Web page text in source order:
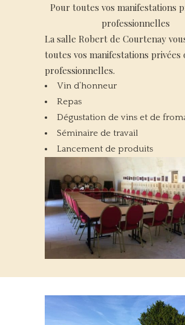
Pour toutes vos manifestations
professionnelles
La salle Robert de Courtenay
toutes vos manifestations privées
professionnelles.
Vin d’honneur
Repas
Dégustation de vins et de
Séminaire de travail
Lancement de produits